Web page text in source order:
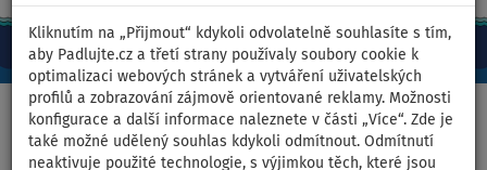
Kliknutím na „Přijmout“ kdykoli odvolatelně souhlasíte s tím,
aby Padlujte.cz a třetí strany používaly soubory cookie k
optimalizaci webových stránek a vytváření uživatelských
profilů a zobrazování zájmově orientované reklamy. Možnosti
konfigurace a další informace naleznete v části „Více“. Zde je
také možné udělený souhlas kdykoli odmítnout. Odmítnutí
neaktivuje použité technologie, s výjimkou těch, které jsou
Domů >Pádla >Dětská